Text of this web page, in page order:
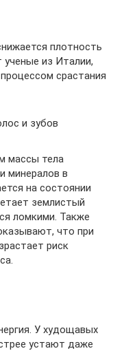
плотность
из Италии,
срастания
и зубов
массы тела
минералов в
на состоянии
землистый
ломкими. Также
что при
риск
У худощавых
устают даже